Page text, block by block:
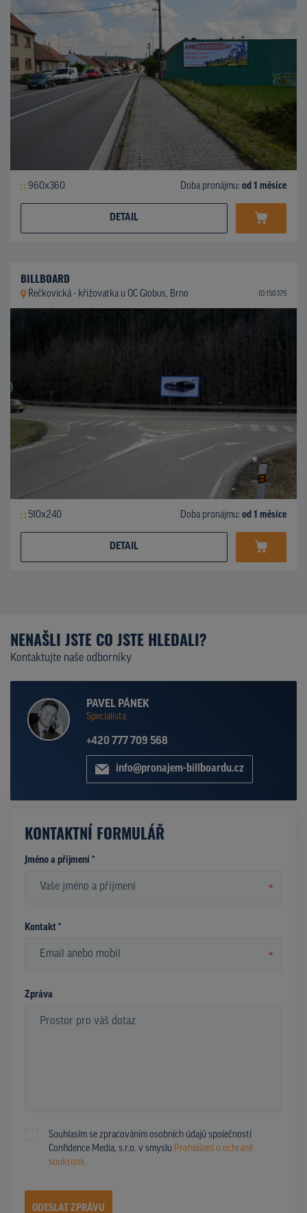
960x360 Doba pronájmu: od 1 měsíce
DETAIL
BILLBOARD
Řečkovická - křižovatka u OC Globus, Brno ID 150375
510x240 Doba pronájmu: od 1 měsíce
DETAIL
NENAŠLI JSTE CO JSTE HLEDALI?
Kontaktujte naše odborníky
PAVEL PÁNEK
Specialista
+420 777 709 568
info@pronajem-billboardu.cz
KONTAKTNÍ FORMULÁŘ
Jméno a příjmení *
*
Kontakt *
*
Zpráva
Souhlasím se zpracováním osobních údajů společností
Confidence Media, s.r.o. v smyslu Prohlášení o ochraně
soukromí.
ODESLAT ZPRÁVU